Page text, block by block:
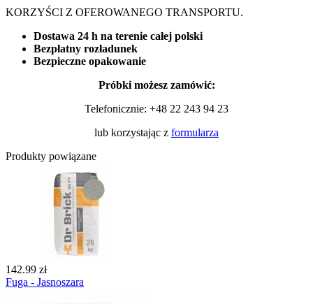
KORZYŚCI Z OFEROWANEGO TRANSPORTU.
Dostawa 24 h na terenie całej polski
Bezpłatny rozładunek
Bezpieczne opakowanie
Próbki możesz zamówić:
Telefonicznie: +48 22 243 94 23
lub korzystając z formularza
Produkty powiązane
142.99 zł
Fuga - Jasnoszara